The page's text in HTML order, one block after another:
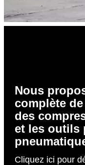
Nous
complète
des
et les outils
Cliquez ici pour